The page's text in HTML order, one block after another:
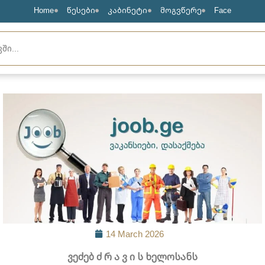
Home წესები კაბინეტი მოგვწერე Face
14 March 2026
ვეძებ ძ რ ა ვ ი ს ხელოსანს